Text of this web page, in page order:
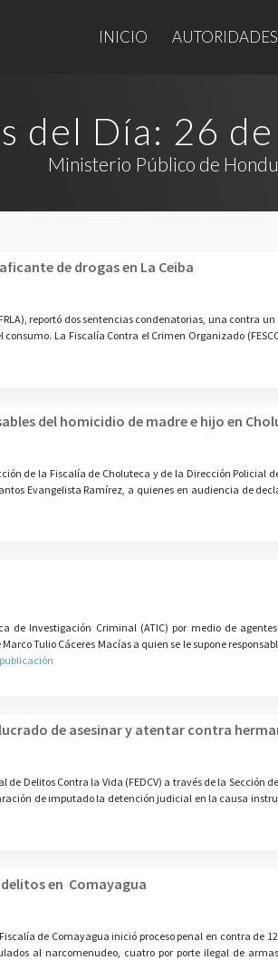
INICIO AUTORIDADES
del Día: 26
Ministerio Público de
de drogas en La Ceiba
reportó dos sentencias condenatorias, una contra
La Fiscalía Contra el Crimen Organizado
del homicidio de madre e hijo en
de la Fiscalía de Choluteca y de la Dirección Policial
Evangelista Ramírez, a quienes en audiencia de
de Investigación Criminal (ATIC) por medio de
Tulio Cáceres Macías a quien se le supone
de asesinar y atentar contra
Delitos Contra la Vida (FEDCV) a través de la Sección
de imputado la detención judicial en la causa
en Comayagua
de Comayagua inició proceso penal en contra de
al narcomenudeo, cuatro por porte ilegal de